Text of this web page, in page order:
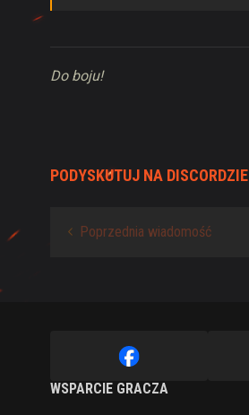
Do boju!
PODYSKUTUJ NA DISCORDZIE
Poprzednia wiadomość
WSPARCIE GRACZA